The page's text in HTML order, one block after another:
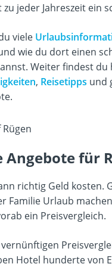
zu jeder Jahreszeit ein
viele
wie du dort einen
Weiter findest du
, Reisetipps und
für
richtig Geld kosten.
Familie Urlaub
ein Preisvergleich.
Hotel hunderte von